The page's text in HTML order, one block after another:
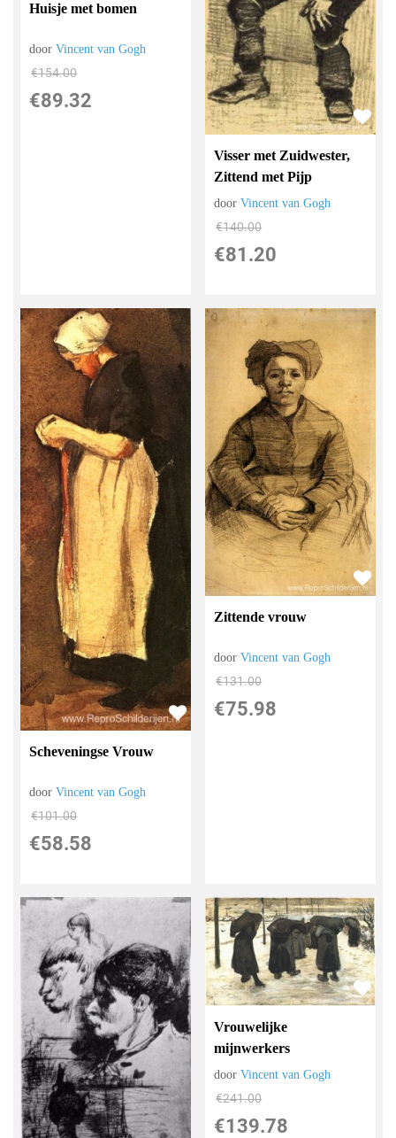
Huisje met bomen
doorVincent van Gogh
€154.00
€89.32
Visser met Zuidwester,
Zittend met Pijp
doorVincent van Gogh
€140.00
€81.20
Scheveningse Vrouw
doorVincent van Gogh
€101.00
€58.58
Zittende vrouw
doorVincent van Gogh
€131.00
€75.98
Vrouwelijke
mijnwerkers
doorVincent van Gogh
€241.00
€139.78